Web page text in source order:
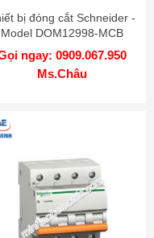
bị đóng cắt Schneider -
Model DOM12998-MCB
ngay: 0909.067.950
Ms.Châu